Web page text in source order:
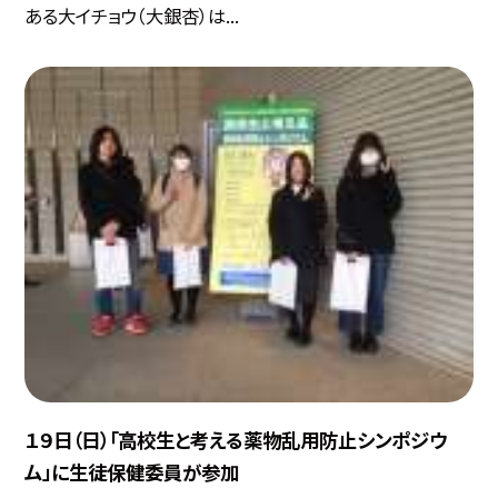
ある大イチョウ（大銀杏）は...
１９日（日）「高校生と考える薬物乱用防止シンポジウ
ム」に生徒保健委員が参加